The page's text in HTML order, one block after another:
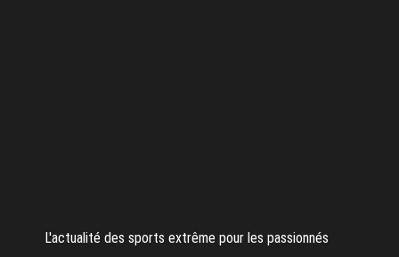
L'actualité des sports extrême pour les passionnés